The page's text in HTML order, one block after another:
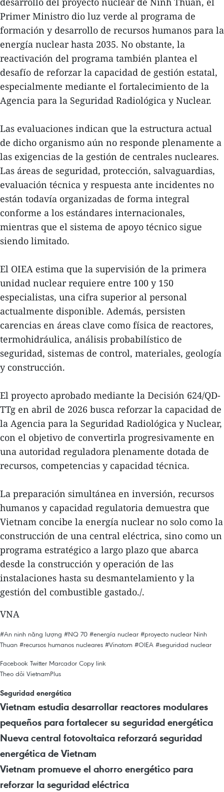
Primer Ministro dio luz verde al programa de
formación y desarrollo de recursos humanos para la
energía nuclear hasta 2035. No obstante, la
reactivación del programa también plantea el
desafío de reforzar la capacidad de gestión estatal,
especialmente mediante el fortalecimiento de la
Agencia para la Seguridad Radiológica y Nuclear.
Las evaluaciones indican que la estructura actual
de dicho organismo aún no responde plenamente a
las exigencias de la gestión de centrales nucleares.
Las áreas de seguridad, protección, salvaguardias,
evaluación técnica y respuesta ante incidentes no
están todavía organizadas de forma integral
conforme a los estándares internacionales,
mientras que el sistema de apoyo técnico sigue
siendo limitado.
El OIEA estima que la supervisión de la primera
unidad nuclear requiere entre 100 y 150
especialistas, una cifra superior al personal
actualmente disponible. Además, persisten
carencias en áreas clave como física de reactores,
termohidráulica, análisis probabilístico de
seguridad, sistemas de control, materiales, geología
y construcción.
El proyecto aprobado mediante la Decisión 624/QD-
TTg en abril de 2026 busca reforzar la capacidad de
la Agencia para la Seguridad Radiológica y Nuclear,
con el objetivo de convertirla progresivamente en
una autoridad reguladora plenamente dotada de
recursos, competencias y capacidad técnica.
La preparación simultánea en inversión, recursos
humanos y capacidad regulatoria demuestra que
Vietnam concibe la energía nuclear no solo como la
construcción de una central eléctrica, sino como un
programa estratégico a largo plazo que abarca
desde la construcción y operación de las
instalaciones hasta su desmantelamiento y la
gestión del combustible gastado./.
VNA
#An ninh năng lượng #NQ 70 #energía nuclear #proyecto nuclear Ninh
Thuan #recursos humanos nucleares #Vinatom #OIEA #seguridad nuclear
Facebook Twitter Marcador Copy link
Theo dõi VietnamPlus
Seguridad energética
Vietnam estudia desarrollar reactores modulares
pequeños para fortalecer su seguridad energética
Nueva central fotovoltaica reforzará seguridad
energética de Vietnam
Vietnam promueve el ahorro energético para
reforzar la seguridad eléctrica